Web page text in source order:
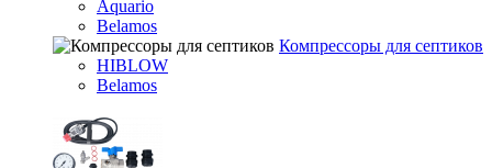
Aquario
Belamos
Компрессоры для септиков
HIBLOW
Belamos